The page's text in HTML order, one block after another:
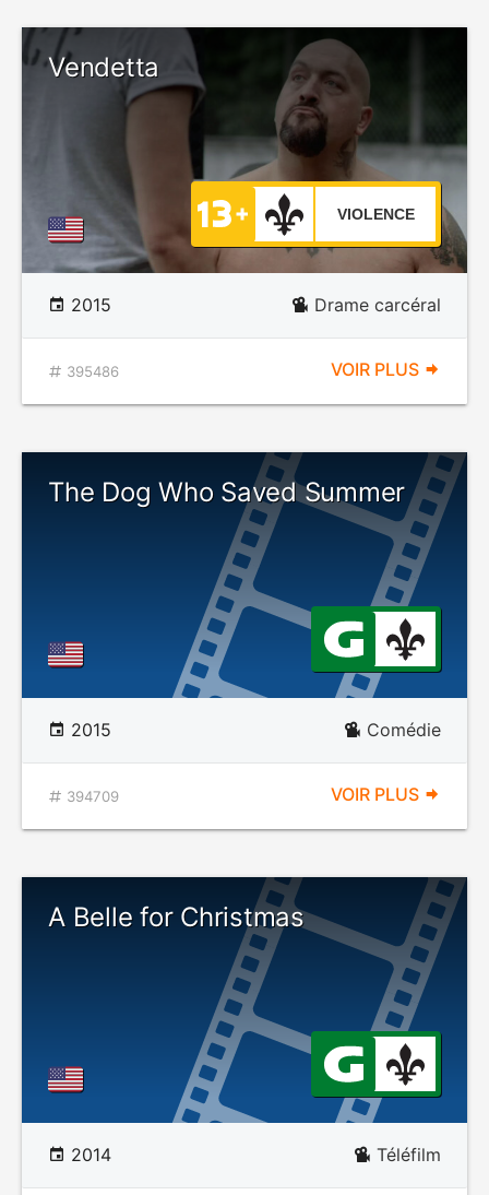
Vendetta
VIOLENCE
2015 Drame carcéral
395486 VOIR PLUS
The Dog Who Saved Summer
2015 Comédie
394709 VOIR PLUS
A Belle for Christmas
2014 Téléfilm